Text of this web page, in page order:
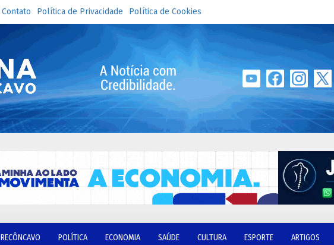
Contato Política de Privacidade Política de Cookies
RECÔNCAVO POLÍTICA ECONOMIA SAÚDE CULTURA ESPORTE ARTIGOS